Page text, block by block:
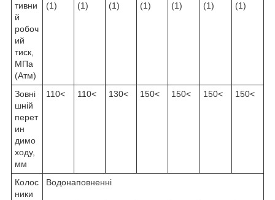
тивни
й
робоч
ий
тиск,
МПа
(Атм)
(1)
(1)
(1)
(1)
(1)
(1)
(1)
Зовні
шній
перет
ин
димо
ходу,
мм
110< 110< 130< 150< 150< 150< 150<
Колос
ники
Водонаповненні